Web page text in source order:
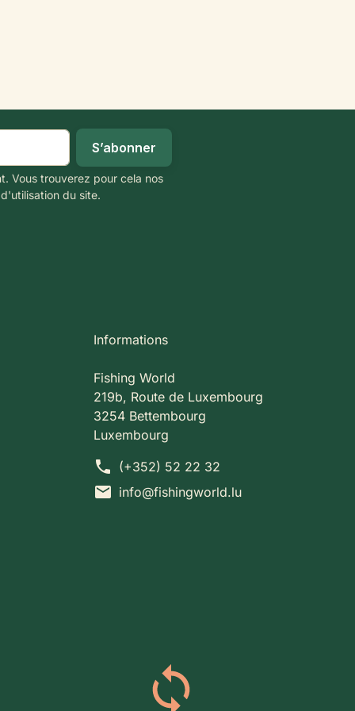
Vous trouverez pour cela nos
du site.
Informations
Fishing World
219b, Route de Luxembourg
3254 Bettembourg
Luxembourg
phone (+352) 52 22 32
mail info@fishingworld.lu